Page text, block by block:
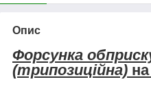
Опис
Форсунка
(трипозиційна) на